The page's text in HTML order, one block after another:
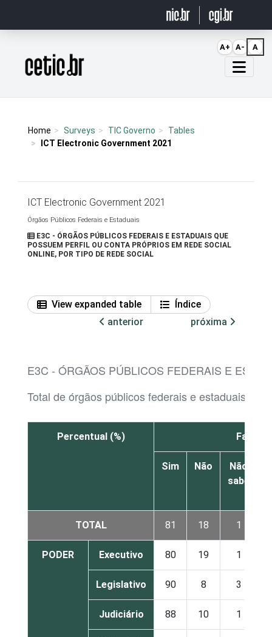
Página inicial
Home Surveys TIC Governo
Tables
ICT Electronic Government 2021
ICT Electronic Government 2021
Órgãos Públicos Federais e Estaduais
E3C - ÓRGÃOS PÚBLICOS FEDERAIS E ESTADUAIS QUE
POSSUEM PERFIL OU CONTA PRÓPRIOS EM REDE SOCIAL
ONLINE, POR TIPO DE REDE SOCIAL
View expanded table
Índice
anterior
próxima
E3C - ÓRGÃOS PÚBLICOS FEDERAIS E
Total de órgãos públicos federais e estaduais
Percentual (%)
Sim Não
Não
sabe
TOTAL 81 18 1
PODER Executivo 80 19 1
Legislativo 90 8 3
Judiciário 88 10 1
A+ A- A